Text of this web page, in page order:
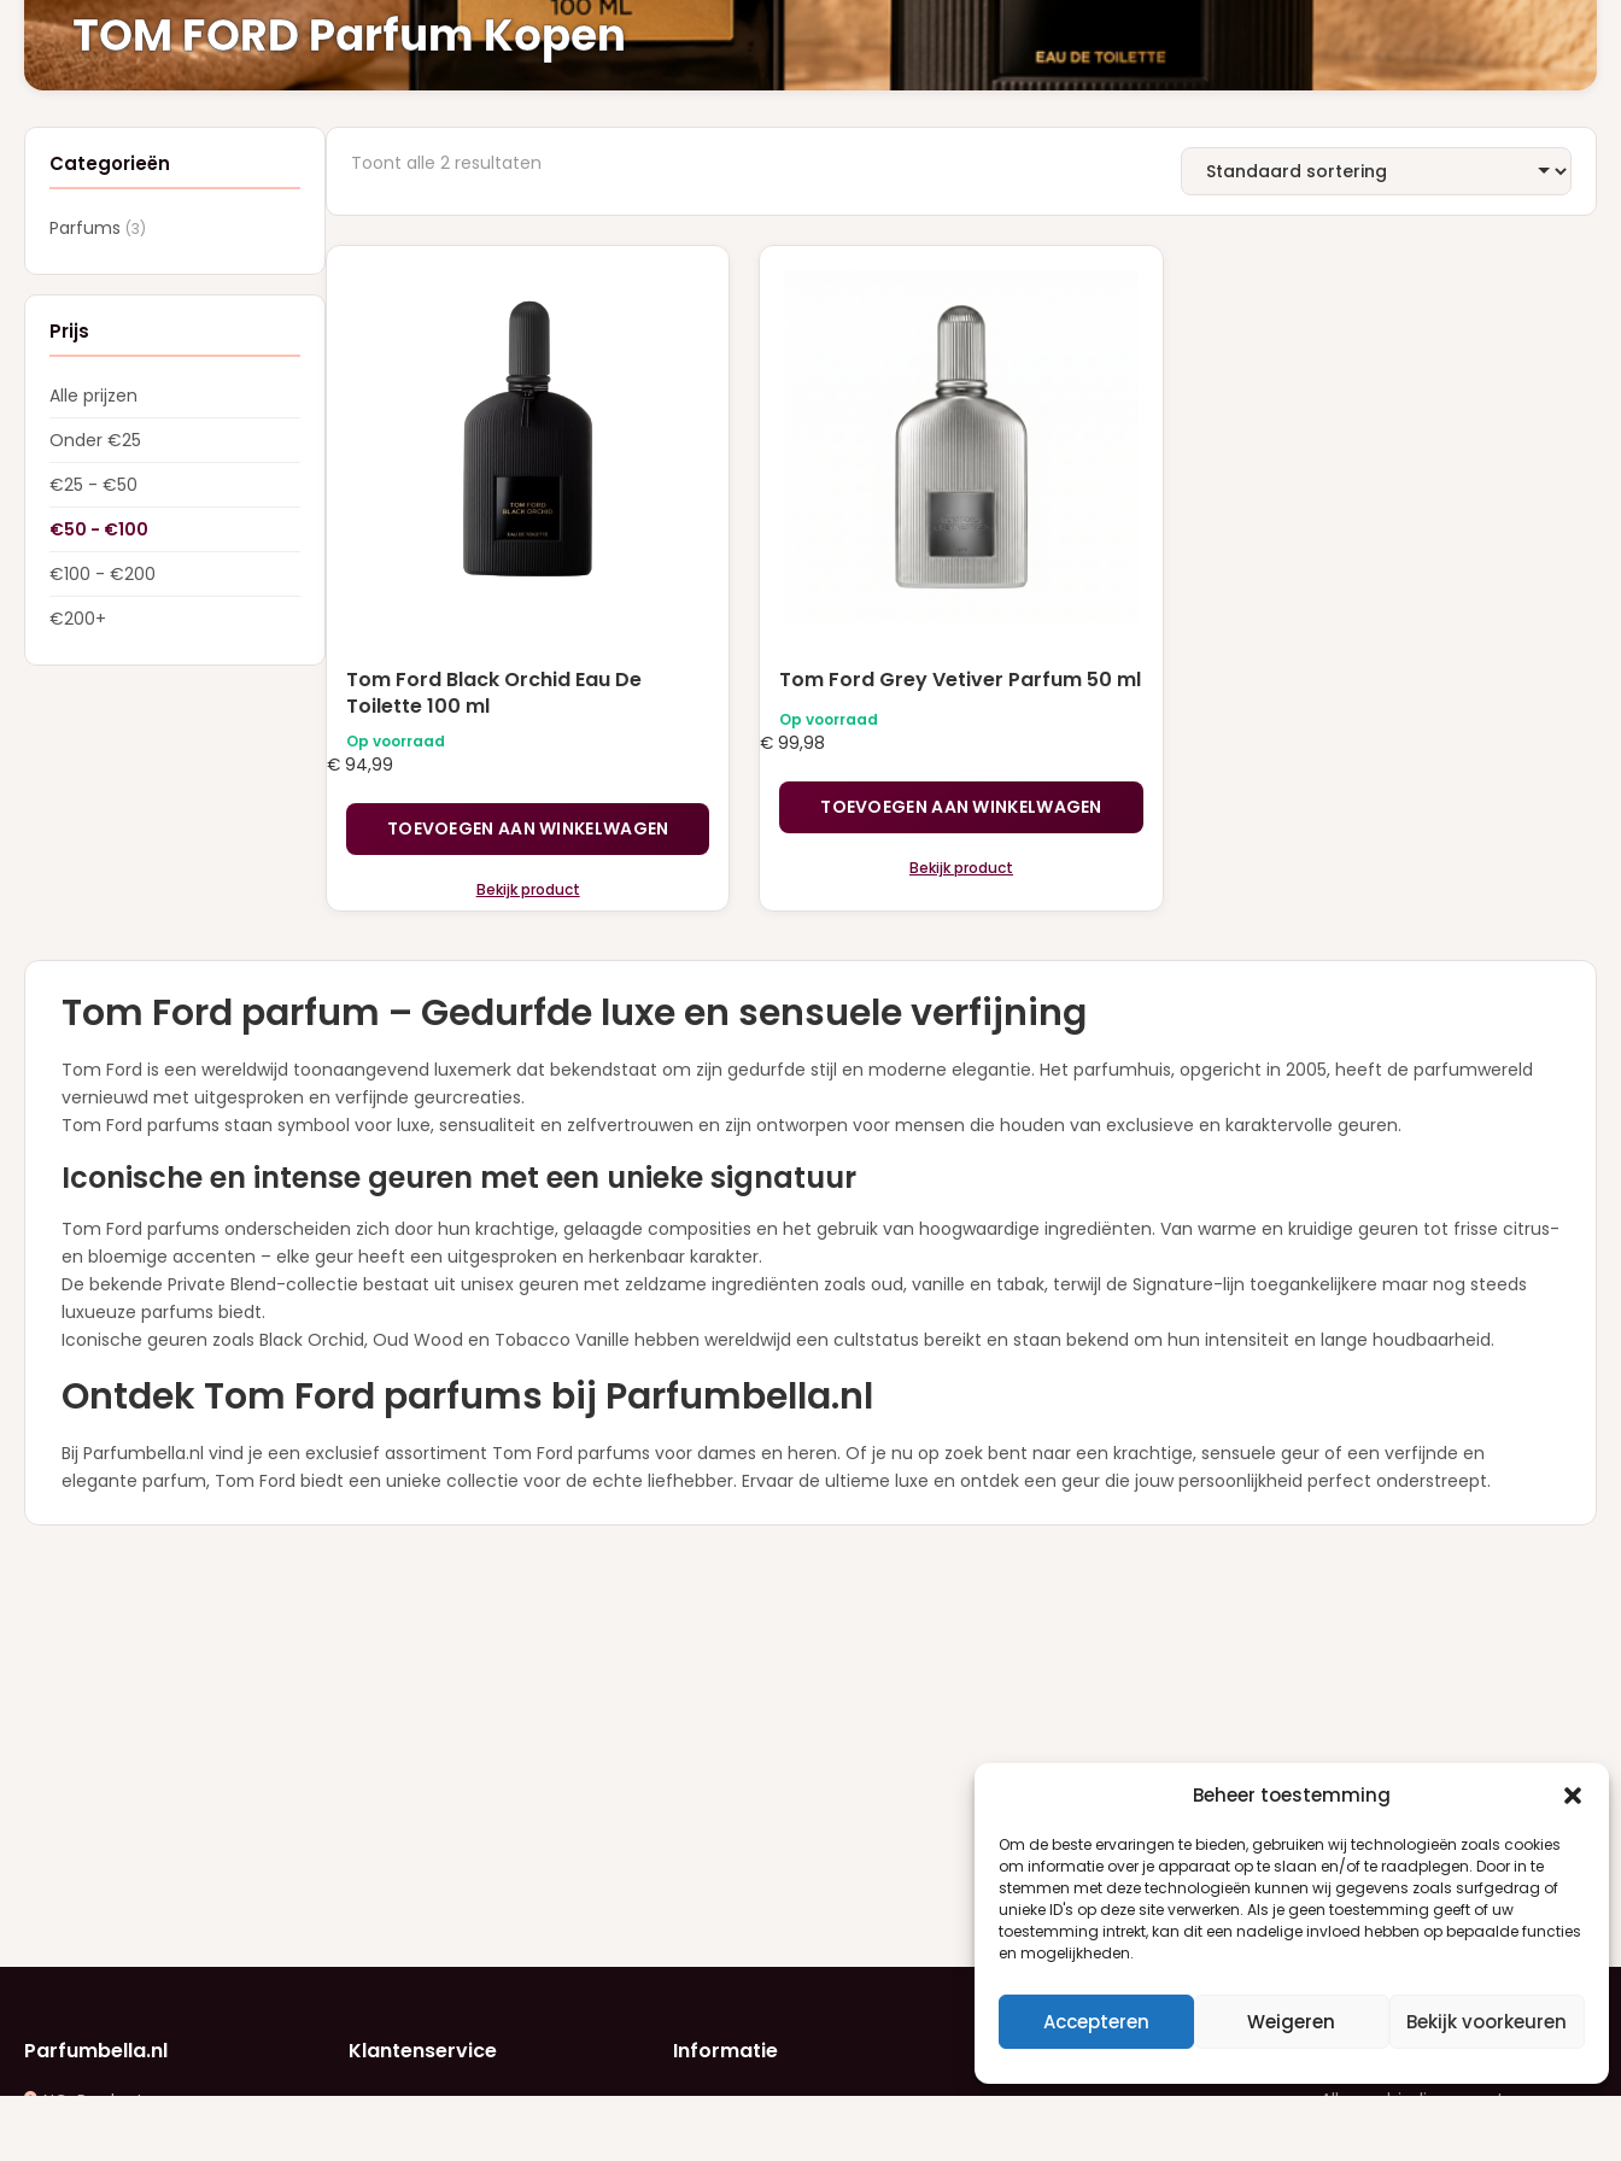
Beheer toestemming
Om de beste ervaringen te bieden, gebruiken wij technologieën zoals cookies
om informatie over je apparaat op te slaan en/of te raadplegen. Door in te
stemmen met deze technologieën kunnen wij gegevens zoals surfgedrag of
unieke ID's op deze site verwerken. Als je geen toestemming geeft of uw
toestemming intrekt, kan dit een nadelige invloed hebben op bepaalde functies
en mogelijkheden.
Accepteren Weigeren Bekijk voorkeuren
TOM FORD Parfum Kopen
Categorieën
Parfums (3)
Prijs
Alle prijzen
Onder €25
€25 - €50
€50 - €100
€100 - €200
€200+
Toont alle 2 resultaten
Tom Ford Black Orchid Eau De
Toilette 100 ml
Op voorraad
€ 94,99
TOEVOEGEN AAN WINKELWAGEN
Bekijk product
Tom Ford Grey Vetiver Parfum 50 ml
Op voorraad
€ 99,98
TOEVOEGEN AAN WINKELWAGEN
Bekijk product
Tom Ford parfum – Gedurfde luxe en sensuele verfijning
Tom Ford is een wereldwijd toonaangevend luxemerk dat bekendstaat om zijn gedurfde stijl en moderne elegantie. Het parfumhuis, opgericht in 2005, heeft de parfumwereld
vernieuwd met uitgesproken en verfijnde geurcreaties.
Tom Ford parfums staan symbool voor luxe, sensualiteit en zelfvertrouwen en zijn ontworpen voor mensen die houden van exclusieve en karaktervolle geuren.
Iconische en intense geuren met een unieke signatuur
Tom Ford parfums onderscheiden zich door hun krachtige, gelaagde composities en het gebruik van hoogwaardige ingrediënten. Van warme en kruidige geuren tot frisse citrus-
en bloemige accenten – elke geur heeft een uitgesproken en herkenbaar karakter.
De bekende Private Blend-collectie bestaat uit unisex geuren met zeldzame ingrediënten zoals oud, vanille en tabak, terwijl de Signature-lijn toegankelijkere maar nog steeds
luxueuze parfums biedt.
Iconische geuren zoals Black Orchid, Oud Wood en Tobacco Vanille hebben wereldwijd een cultstatus bereikt en staan bekend om hun intensiteit en lange houdbaarheid.
Ontdek Tom Ford parfums bij Parfumbella.nl
Bij Parfumbella.nl vind je een exclusief assortiment Tom Ford parfums voor dames en heren. Of je nu op zoek bent naar een krachtige, sensuele geur of een verfijnde en
elegante parfum, Tom Ford biedt een unieke collectie voor de echte liefhebber. Ervaar de ultieme luxe en ontdek een geur die jouw persoonlijkheid perfect onderstreept.
Parfumbella.nl
NC-Products
Klantenservice
Klantenservice
Informatie
Privacyverklaring
Producten
Damesgeuren
Alle aanbiedingen ontvangen